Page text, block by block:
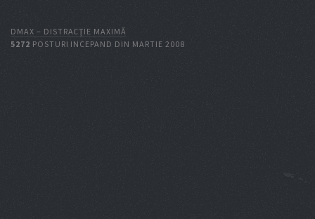
DMAX – DISTRACŢIE MAXIMĂ
5272 POSTURI INCEPAND DIN MARTIE 2008